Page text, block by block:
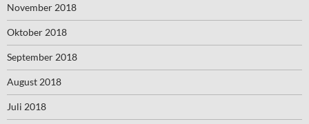
November 2018
Oktober 2018
September 2018
August 2018
Juli 2018